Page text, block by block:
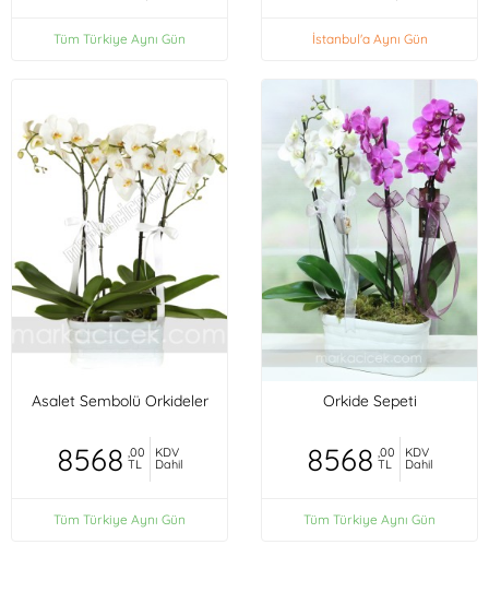
Tüm Türkiye Aynı Gün İstanbul'a Aynı Gün
Asalet Sembolü Orkideler
8568 ,00
TL
KDV
Dahil
Tüm Türkiye Aynı Gün
Orkide Sepeti
8568 ,00
TL
KDV
Dahil
Tüm Türkiye Aynı Gün